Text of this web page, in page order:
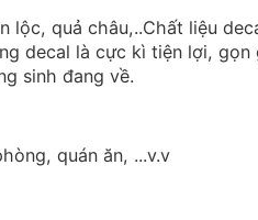
lộc, quả châu,..Chất liệu
decal là cực kì tiện lợi, gọn
sinh đang về.
quán ăn, ...v.v